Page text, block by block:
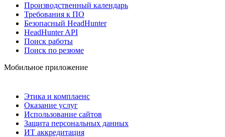
Производственный календарь
Требования к ПО
Безопасный HeadHunter
HeadHunter API
Поиск работы
Поиск по резюме
Мобильное приложение
Этика и комплаенс
Оказание услуг
Использование сайтов
Защита персональных данных
ИТ аккредитация